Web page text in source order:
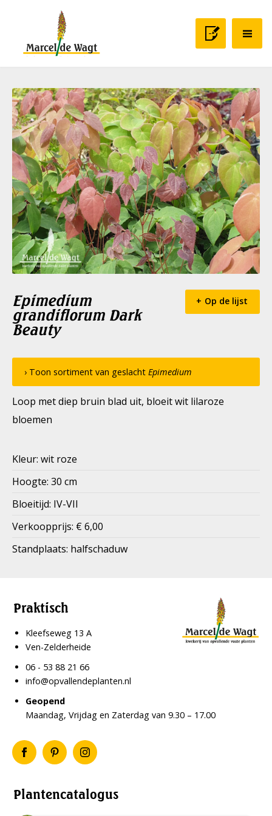
Epimedium
grandiflorum Dark
Beauty
Op de lijst
› Toon sortiment van geslacht Epimedium
Loop met diep bruin blad uit, bloeit wit lilaroze
bloemen
Kleur: wit roze
Hoogte: 30 cm
Bloeitijd: IV-VII
Verkoopprijs: € 6,00
Standplaats: halfschaduw
Plantencatalogus
Praktisch
Kleefseweg 13 A
Ven-Zelderheide
06 - 53 88 21 66
info@opvallendeplanten.nl
Geopend
Maandag, Vrijdag en Zaterdag van 9.30 – 17.00